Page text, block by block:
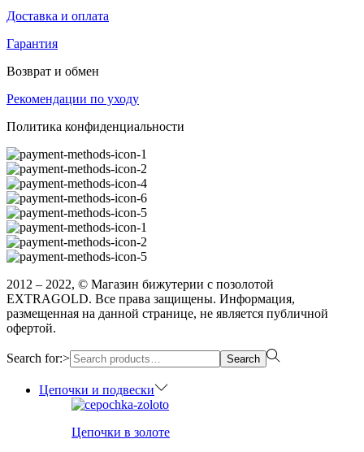
Доставка и оплата
Гарантия
Возврат и обмен
Рекомендации по уходу
Политика конфиденциальности
2012 – 2022, © Магазин бижутерии с позолотой
EXTRAGOLD. Все права защищены. Информация,
размещенная на данной странице, не является публичной
офертой.
Search for:> Search
Цепочки и подвески
Цепочки в золоте